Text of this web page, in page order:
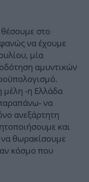
στο
να έχουμε
μία
αμυντικών
μέλη -η Ελλάδα
να
ανεξάρτητη
και
θωρακίσουμε
κόσμο που